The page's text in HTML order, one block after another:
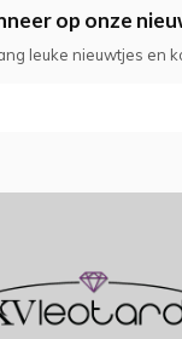
op onze
leuke nieuwtjes en